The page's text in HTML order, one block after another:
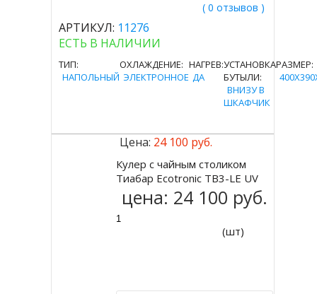
( 0 отзывов )
АРТИКУЛ: 11276
ЕСТЬ В НАЛИЧИИ
ТИП:
НАПОЛЬНЫЙ
ОХЛАЖДЕНИЕ:
ЭЛЕКТРОННОЕ
НАГРЕВ:
ДА
УСТАНОВКА
БУТЫЛИ:
ВНИЗУ В
ШКАФЧИК
РАЗМЕР:
Цена: 24 100 руб.
Кулер с чайным столиком
Тиабар Ecotronic TB3-LE UV
цена: 24 100 руб.
(шт)